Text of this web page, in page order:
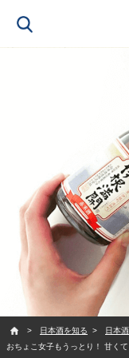
日本酒を知る
日本
おちょこ女子もうっとり！ 甘く